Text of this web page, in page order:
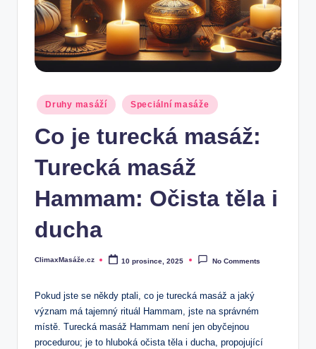
Posted
in
Druhy masáží Speciální masáže
Co je turecká masáž:
Turecká masáž
Hammam: Očista těla i
ducha
Posted
ClimaxMasáže.cz 10 prosince, 2025 No Comments
Pokud jste ​se někdy ptali, co ⁤je turecká masáž a jaký‍
význam má tajemný rituál Hammam, ⁤jste na správném
místě. Turecká masáž Hammam není jen obyčejnou
procedurou; je to hluboká očista těla i ducha, propojující